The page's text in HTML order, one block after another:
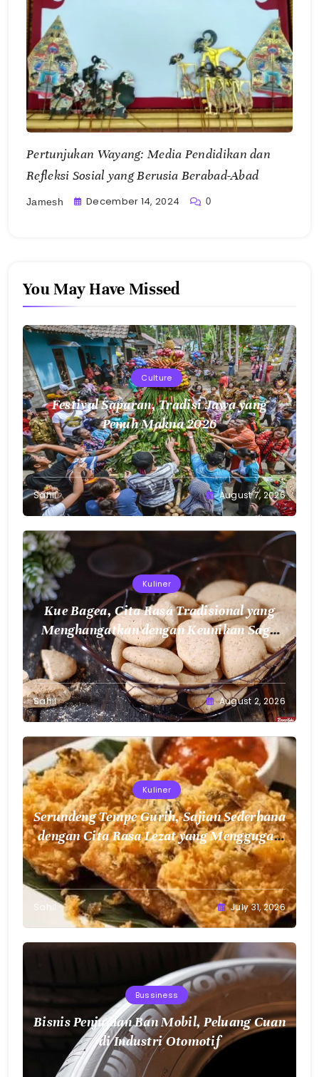
Pertunjukan Wayang: Media Pendidikan dan
Refleksi Sosial yang Berusia Berabad-Abad
Jamesh December 14, 2024 0
You May Have Missed
Culture
Festival Saparan, Tradisi Jawa yang
Penuh Makna 2026
Sahil August 7, 2026
Kuliner
Kue Bagea, Cita Rasa Tradisional yang
Menghangatkan dengan Keunikan Sagu
Nusantara
Sahil August 2, 2026
Kuliner
Serundeng Tempe Gurih, Sajian Sederhana
dengan Cita Rasa Lezat yang Menggugah
Selera
Sahil July 31, 2026
Bussiness
Bisnis Penjualan Ban Mobil, Peluang Cuan
di Industri Otomotif